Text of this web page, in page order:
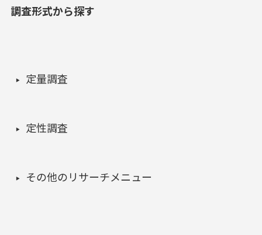
調査形式から探す
定量調査
定性調査
その他のリサーチメニュー